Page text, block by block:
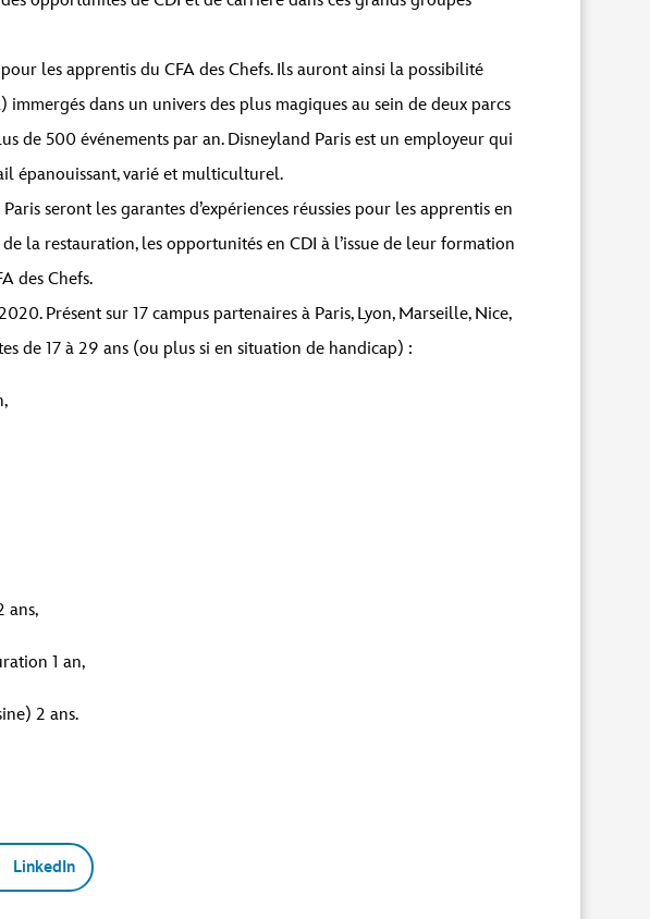
les apprentis du CFA des Chefs. Ils auront ainsi la possibilité
dans un univers des plus magiques au sein de deux parcs
de 500 événements par an. Disneyland Paris est un employeur qui
épanouissant, varié et multiculturel.
seront les garantes d’expériences réussies pour les apprentis en
la restauration, les opportunités en CDI à l’issue de leur formation
des Chefs.
Présent sur 17 campus partenaires à Paris, Lyon, Marseille, Nice,
de 17 à 29 ans (ou plus si en situation de handicap) :
ans,
1 an,
2 ans.
LinkedIn